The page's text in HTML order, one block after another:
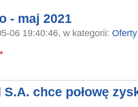
- maj 2021
06 19:40:46, w kategorii:
chce połowę